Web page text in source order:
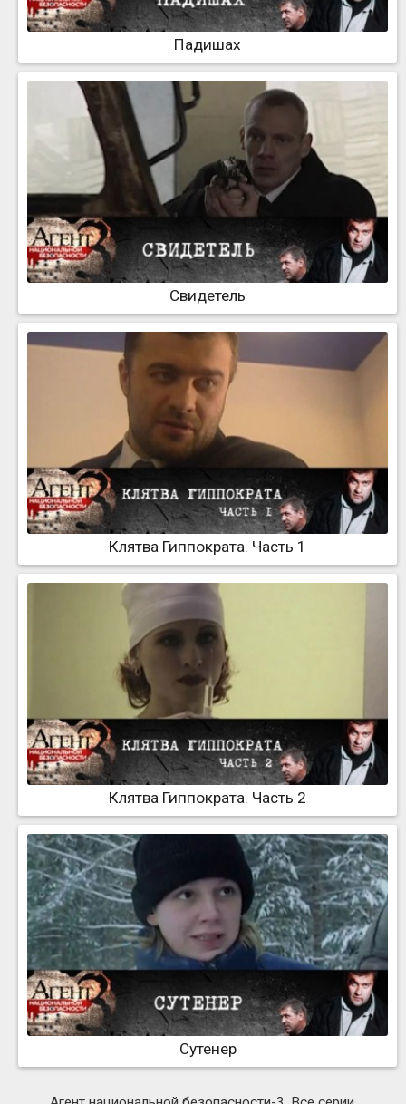
Падишах
Свидетель
Клятва Гиппократа. Часть 1
Клятва Гиппократа. Часть 2
Сутенер